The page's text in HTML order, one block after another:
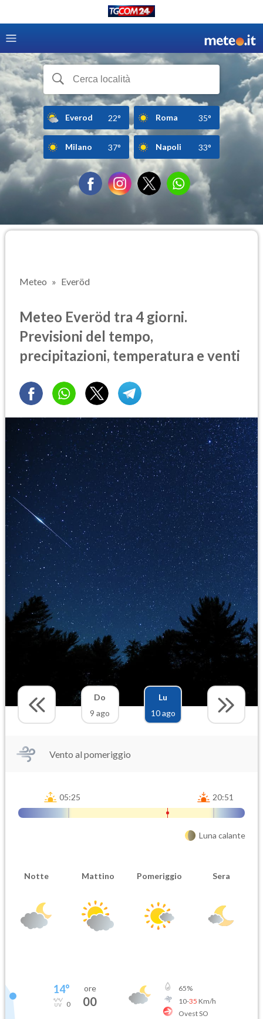
Everod 22° Roma 35°
Milano 37° Napoli 33°
Meteo Everöd
Meteo Everöd tra 4 giorni.
Previsioni del tempo,
precipitazioni, temperatura e venti
Do
9 ago
Lu
10 ago
Vento al pomeriggio
05:25 20:51
Luna calante
Notte Mattino Pomeriggio Sera
14°
0
ore
00
65%
10-35 Km/h
Ovest SO